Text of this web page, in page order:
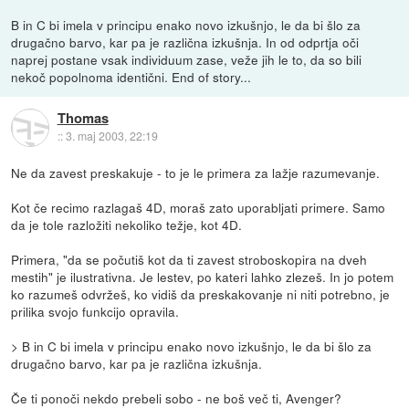
B in C bi imela v principu enako novo izkušnjo, le da bi šlo za
drugačno barvo, kar pa je različna izkušnja. In od odprtja oči
naprej postane vsak individuum zase, veže jih le to, da so bili
nekoč popolnoma identični. End of story...
Thomas
::3. maj 2003, 22:19
Ne da zavest preskakuje - to je le primera za lažje razumevanje.
Kot če recimo razlagaš 4D, moraš zato uporabljati primere. Samo
da je tole razložiti nekoliko težje, kot 4D.
Primera, "da se počutiš kot da ti zavest stroboskopira na dveh
mestih" je ilustrativna. Je lestev, po kateri lahko zlezeš. In jo potem
ko razumeš odvržeš, ko vidiš da preskakovanje ni niti potrebno, je
prilika svojo funkcijo opravila.
> B in C bi imela v principu enako novo izkušnjo, le da bi šlo za
drugačno barvo, kar pa je različna izkušnja.
Če ti ponoči nekdo prebeli sobo - ne boš več ti, Avenger?